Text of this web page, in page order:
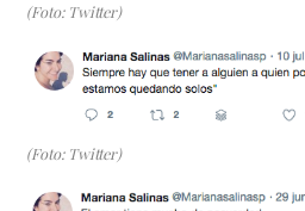
(Foto: Twitter)
(Foto: Twitter)